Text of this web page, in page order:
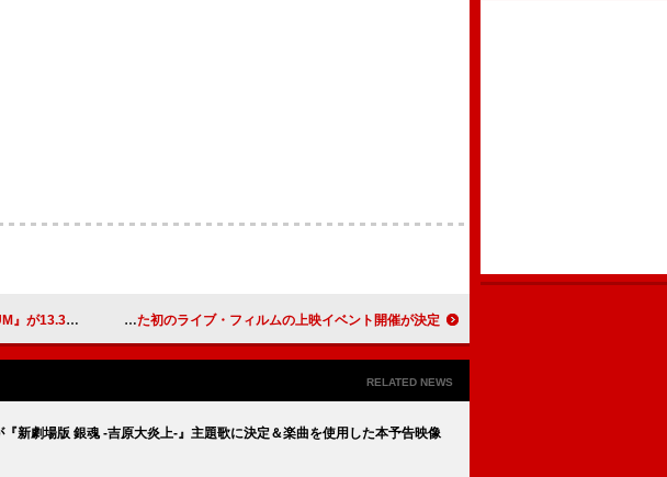
が追う＜2/12訂正＞ ブリング・ミー・ザ・ホライズン、サンパウロ公演を収録した初のライブ・フィルムの上映イベント開催が決定
RELATED NEWS
新劇場版 銀魂 -吉原大炎上-』主題歌に決定＆楽曲を使用した本予告映像